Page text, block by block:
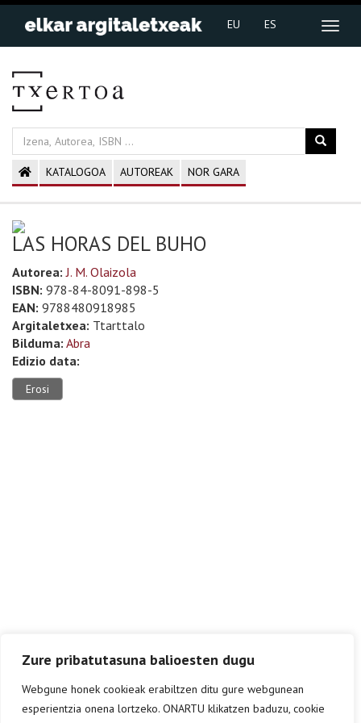
Zure pribatutasuna balioesten dugu
Webgune honek cookieak erabiltzen ditu gure webgunean
esperientzia onena lortzeko. ONARTU klikatzen baduzu, cookie
EU ES
KATALOGOA AUTOREAK NOR GARA
LAS HORAS DEL BUHO
Autorea:J. M. Olaizola
ISBN: 978-84-8091-898-5
EAN: 9788480918985
Argitaletxea: Ttarttalo
Bilduma: Abra
Edizio data:
Erosi